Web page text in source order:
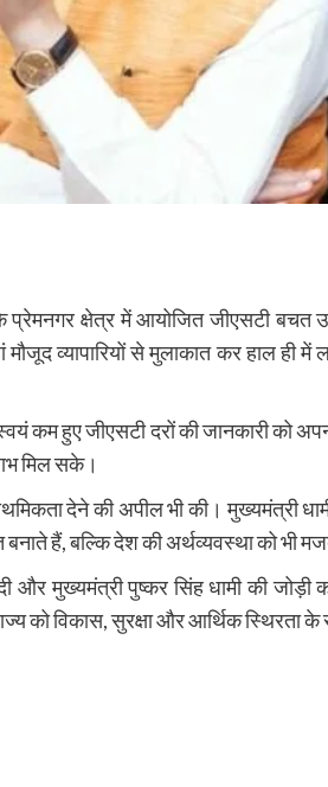
क्षेत्र में आयोजित जीएसटी बचत
व्यापारियों से मुलाकात कर हाल ही
कम हुए जीएसटी दरों की जानकारी को
मिल सके।
देने की अपील भी की। मुख्यमंत्री
हैं, बल्कि देश की अर्थव्यवस्था को भी
और मुख्यमंत्री पुष्कर सिंह धामी की
को विकास, सुरक्षा और आर्थिक स्थिरता के